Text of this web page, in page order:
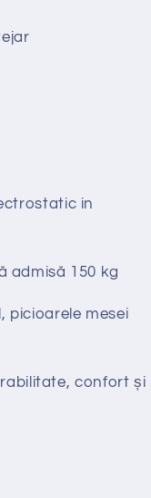
in
admisă 150 kg
picioarele mesei
confort și